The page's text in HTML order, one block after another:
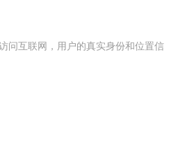
问互联网，用户的真实身份和位置信